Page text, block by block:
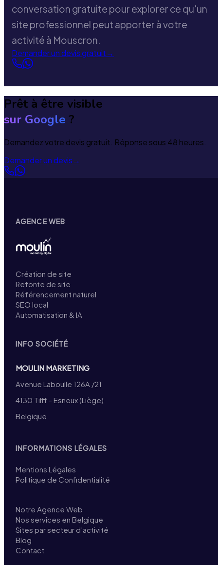
conversation gratuite pour explorer ce qu'un
site professionnel peut apporter à votre
activité à Mouscron.
Demander un devis gratuit→
Prêt à être visible
sur Google ?
Demandez votre devis gratuit. Réponse sous 48 heures.
Demander un devis→
AGENCE WEB
Création de site
Refonte de site
Référencement naturel
SEO local
Automatisation & IA
INFO SOCIÉTÉ
MOULIN MARKETING
Avenue Laboulle 126A /21
4130 Tilff – Esneux (Liège)
Belgique
INFORMATIONS LÉGALES
Mentions Légales
Politique de Confidentialité
Notre Agence Web
Nos services en Belgique
Sites par secteur d’activité
Blog
Contact